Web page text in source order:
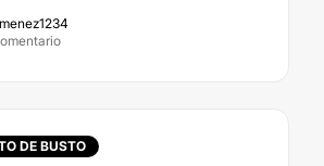
DE BUSTO